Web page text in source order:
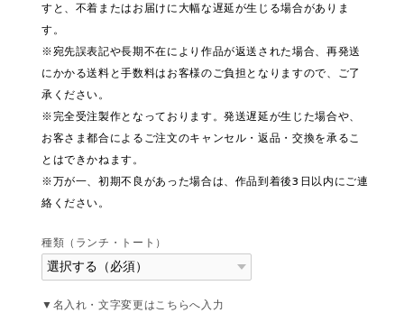
すと、不着またはお届けに大幅な遅延が生じる場合がありま
す。
※宛先誤表記や長期不在により作品が返送された場合、再発送
にかかる送料と手数料はお客様のご負担となりますので、ご了
承ください。
※完全受注製作となっております。発送遅延が生じた場合や、
お客さま都合によるご注文のキャンセル・返品・交換を承るこ
とはできかねます。
※万が一、初期不良があった場合は、作品到着後3日以内にご連
絡ください。
種類（ランチ・トート）
▼名入れ・文字変更はこちらへ入力